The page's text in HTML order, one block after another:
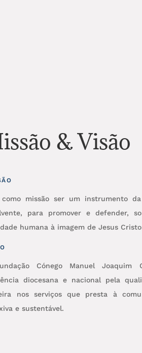
& Visão
como missão ser um instrumento
para promover e defender,
humana à imagem de Jesus
Cónego Manuel Joaquim
diocesana e nacional pela
nos serviços que presta à
e sustentável.